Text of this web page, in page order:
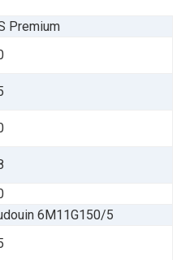
Premium
6M11G150/5